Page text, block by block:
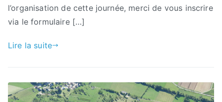
l’organisation de cette journée, merci de vous inscrire
via le formulaire […]
Lire la suite